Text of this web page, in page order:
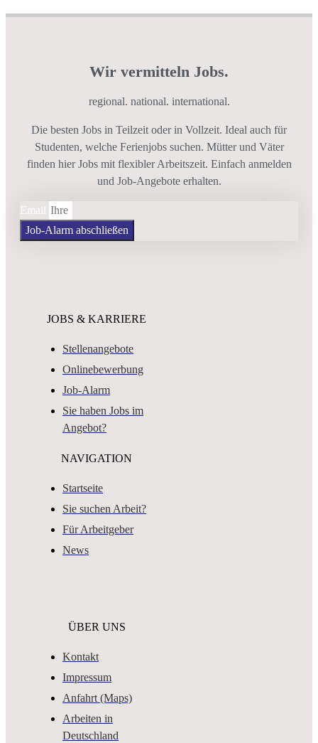
Wir vermitteln Jobs.
regional. national. international.
Die besten Jobs in Teilzeit oder in Vollzeit. Ideal auch für
Studenten, welche Ferienjobs suchen. Mütter und Väter
finden hier Jobs mit flexibler Arbeitszeit. Einfach anmelden
und Job-Angebote erhalten.
Email
Job-Alarm abschließen
JOBS & KARRIERE
Stellenangebote
Onlinebewerbung
Job-Alarm
Sie haben Jobs im
Angebot?
NAVIGATION
Startseite
Sie suchen Arbeit?
Für Arbeitgeber
News
ÜBER UNS
Kontakt
Impressum
Anfahrt (Maps)
Arbeiten in
Deutschland